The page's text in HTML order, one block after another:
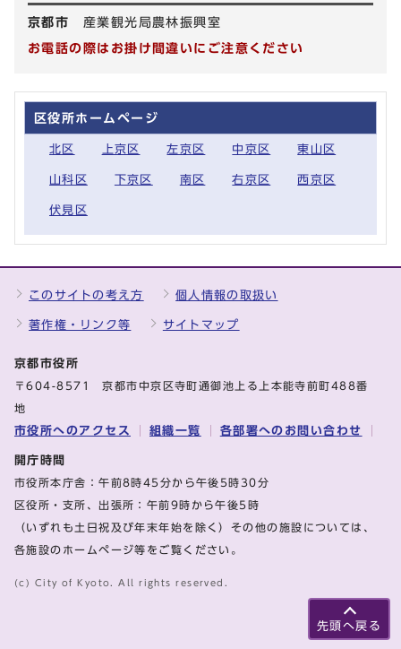
京都市 産業観光局農林振興室
お電話の際はお掛け間違いにご注意ください
区役所ホームページ
北区 上京区 左京区 中京区 東山区
山科区 下京区 南区 右京区 西京区
伏見区
先頭へ戻る
このサイトの考え方 個人情報の取扱い
著作権・リンク等 サイトマップ
京都市役所
〒604-8571 京都市中京区寺町通御池上る上本能寺前町488番
地
市役所へのアクセス 組織一覧 各部署へのお問い合わせ
開庁時間
市役所本庁舎：午前8時45分から午後5時30分
区役所・支所、出張所：午前9時から午後5時
（いずれも土日祝及び年末年始を除く）その他の施設については、
各施設のホームページ等をご覧ください。
(c) City of Kyoto. All rights reserved.